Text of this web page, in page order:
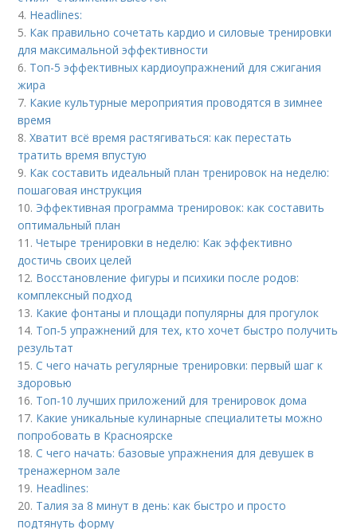
4. Headlines:
5. Как правильно сочетать кардио и силовые тренировки
для максимальной эффективности
6. Топ-5 эффективных кардиоупражнений для сжигания
жира
7. Какие культурные мероприятия проводятся в зимнее
время
8.Хватит всё время растягиваться: как перестать
тратить время впустую
9. Как составить идеальный план тренировок на неделю:
пошаговая инструкция
10. Эффективная программа тренировок: как составить
оптимальный план
11.Четыре тренировки в неделю: Как эффективно
достичь своих целей
12. Восстановление фигуры и психики после родов:
комплексный подход
13. Какие фонтаны и площади популярны для прогулок
14. Топ-5 упражнений для тех, кто хочет быстро получить
результат
15.С чего начать регулярные тренировки: первый шаг к
здоровью
16. Топ-10 лучших приложений для тренировок дома
17. Какие уникальные кулинарные специалитеты можно
попробовать в Красноярске
18.С чего начать: базовые упражнения для девушек в
тренажерном зале
19. Headlines:
20. Талия за 8 минут в день: как быстро и просто
подтянуть форму